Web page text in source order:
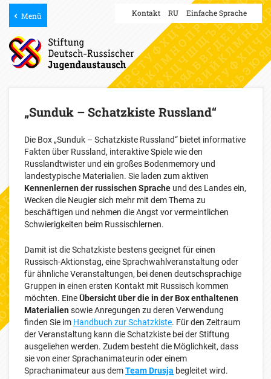
Menü Kontakt RU Einfache Sprache
„Sunduk – Schatzkiste Russland“
Die Box „Sunduk – Schatzkiste Russland“ bietet informative
Fakten über Russland, interaktive Spiele wie den
Russlandtwister und ein großes Bodenmemory und
landestypische Materialien. Sie laden zum aktiven
Kennenlernen der russischen Sprache und des Landes ein,
Wecken die Neugier sich mehr mit dem Thema zu
beschäftigen und nehmen die Angst vor vermeintlichen
Schwierigkeiten beim Russischlernen.
Damit ist die Schatzkiste bestens geeignet für einen
Russisch-Aktionstag, eine Sprachwahlveranstaltung oder
für ähnliche Veranstaltungen, bei denen deutschsprachige
Gruppen in einen ersten Kontakt mit Russisch kommen
möchten. EineÜbersicht über die in der Box enthaltenen
Materialiensowie Anregungen zu deren Verwendung
finden Sie im Handbuch zur Schatzkiste. Für den Zeitraum
der Veranstaltung kann die Schatzkiste bei der Stiftung
ausgeliehen werden. Zudem besteht die Möglichkeit, dass
sie von einer Sprachanimateurin oder einem
Sprachanimateur aus demTeam Drusja begleitet wird.